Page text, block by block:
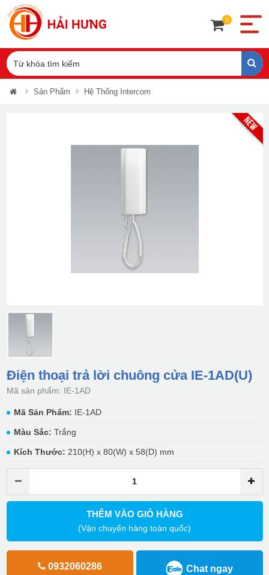
0
Sản Phẩm Hệ Thống Intercom
Điện thoại trả lời chuông cửa IE-1AD(U)
Mã sản phẩm: IE-1AD
Mã Sản Phẩm: IE-1AD
Màu Sắc: Trắng
Kích Thước: 210(H) x 80(W) x 58(D) mm
THÊM VÀO GIỎ HÀNG
(Vận chuyển hàng toàn quốc)
0932060286 Chat ngay